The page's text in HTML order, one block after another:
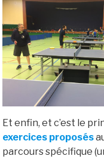
Et enfin, et c’est le
exercices proposés
parcours spécifique